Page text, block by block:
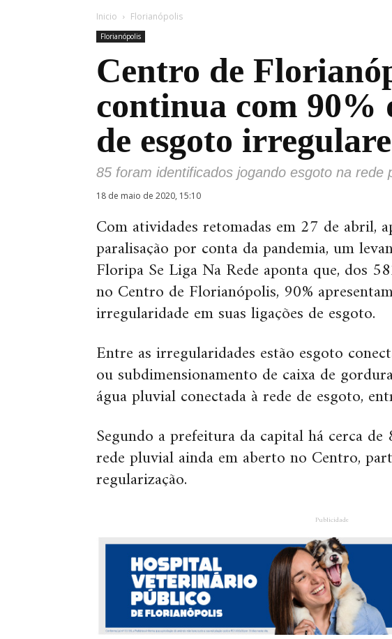
Inicio Florianópolis
Florianópolis
Centro de
continua com 90%
de esgoto
85 foram identificados jogando esgoto na rede
18 de maio de 2020, 15:10
Com atividades retomadas em 27 de abril,
paralisação por conta da pandemia, um
Floripa Se Liga Na Rede aponta que, dos
no Centro de Florianópolis, 90%
irregularidade em suas ligações de esgoto.
Entre as irregularidades estão esgoto
ou subdimensionamento de caixa de
água pluvial conectada à rede de esgoto,
Segundo a prefeitura da capital há cerca
rede pluvial ainda em aberto no Centro,
regularização.
Publicidade